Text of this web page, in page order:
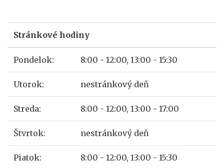
Stránkové hodiny
Pondelok: 8:00 - 12:00, 13:00 - 15:30
Utorok: nestránkový deň
Streda: 8:00 - 12:00, 13:00 - 17:00
Štvrtok: nestránkový deň
Piatok: 8:00 - 12:00, 13:00 - 15:30